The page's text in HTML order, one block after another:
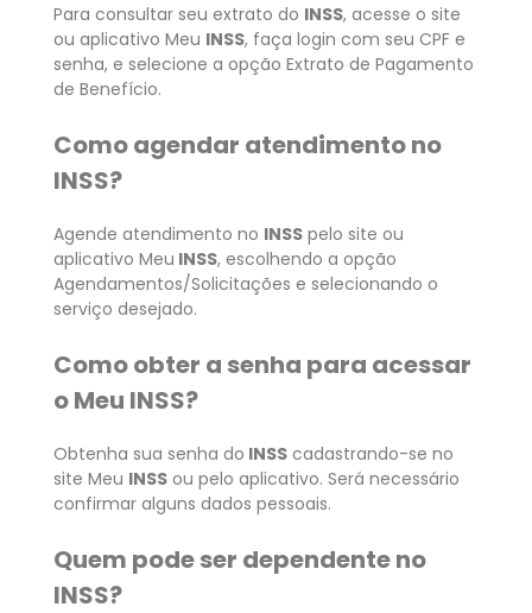
Para consultar seu extrato do INSS, acesse o site
ou aplicativo Meu INSS, faça login com seu CPF e
senha, e selecione a opção Extrato de Pagamento
de Benefício.
Como agendar atendimento no
INSS?
Agende atendimento no INSS pelo site ou
aplicativo Meu INSS, escolhendo a opção
Agendamentos/Solicitações e selecionando o
serviço desejado.
Como obter a senha para acessar
o Meu INSS?
Obtenha sua senha do INSS cadastrando-se no
site Meu INSS ou pelo aplicativo. Será necessário
confirmar alguns dados pessoais.
Quem pode ser dependente no
INSS?